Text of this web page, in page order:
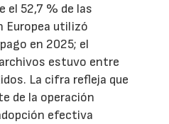
el 52,7 % de las
Europea utilizó
en 2025; el
estuvo entre
La cifra refleja que
de la operación
efectiva